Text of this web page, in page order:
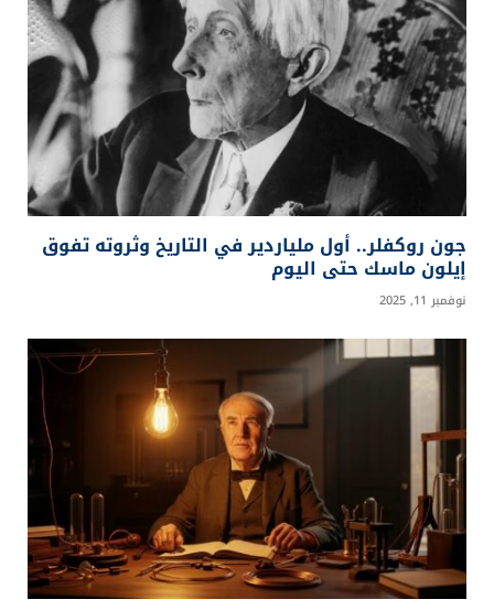
جون روكفلر.. أول ملياردير في التاريخ وثروته تفوق
إيلون ماسك حتى اليوم
نوفمبر 11, 2025